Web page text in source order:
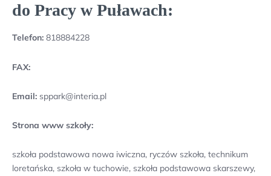
do Pracy w Puławach:
Telefon: 818884228
FAX:
Email: sppark@interia.pl
Strona www szkoły:
szkoła podstawowa nowa iwiczna, ryczów szkoła, technikum
loretańska, szkoła w tuchowie, szkoła podstawowa skarszewy,